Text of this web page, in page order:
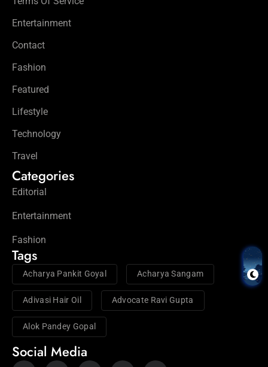
Entertainment
Contact
Fashion
Featured
Lifestyle
Technology
Travel
Categories
Editorial
Entertainment
Fashion
Tags
Acharya Pankit Goyal Acharya Sangam
Adivasi Hair Oil Advocate Ravi Gupta
Alok Pandey Gopal
Social Media